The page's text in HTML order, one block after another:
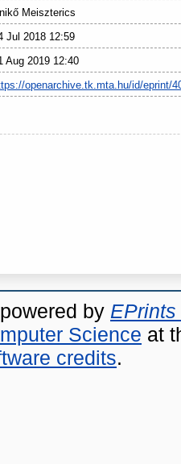
Meiszterics
Jul 2018 12:59
Aug 2019 12:40
openarchive.tk.mta.hu/id/eprint/
by EPrints
Science at
credits.